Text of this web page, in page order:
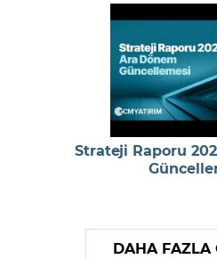
Strateji Raporu
DAHA FAZLA